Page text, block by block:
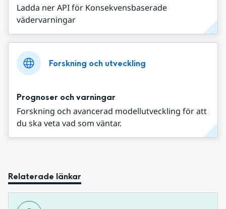
Ladda ner API för Konsekvensbaserade
vädervarningar
Forskning och utveckling
Prognoser och varningar
Forskning och avancerad modellutveckling för att
du ska veta vad som väntar.
Relaterade länkar